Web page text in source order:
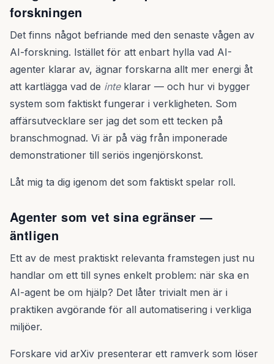
forskningen
Det finns något befriande med den senaste vågen av
AI-forskning. Istället för att enbart hylla vad AI-
agenter klarar av, ägnar forskarna allt mer energi åt
att kartlägga vad de inteklarar — och hur vi bygger
system som faktiskt fungerar i verkligheten. Som
affärsutvecklare ser jag det som ett tecken på
branschmognad. Vi är på väg från imponerade
demonstrationer till seriös ingenjörskonst.
Låt mig ta dig igenom det som faktiskt spelar roll.
Agenter som vet sina egränser —
äntligen
Ett av de mest praktiskt relevanta framstegen just nu
handlar om ett till synes enkelt problem: när ska en
AI-agent be om hjälp? Det låter trivialt men är i
praktiken avgörande för all automatisering i verkliga
miljöer.
Forskare vid arXiv presenterar ett ramverk som löser